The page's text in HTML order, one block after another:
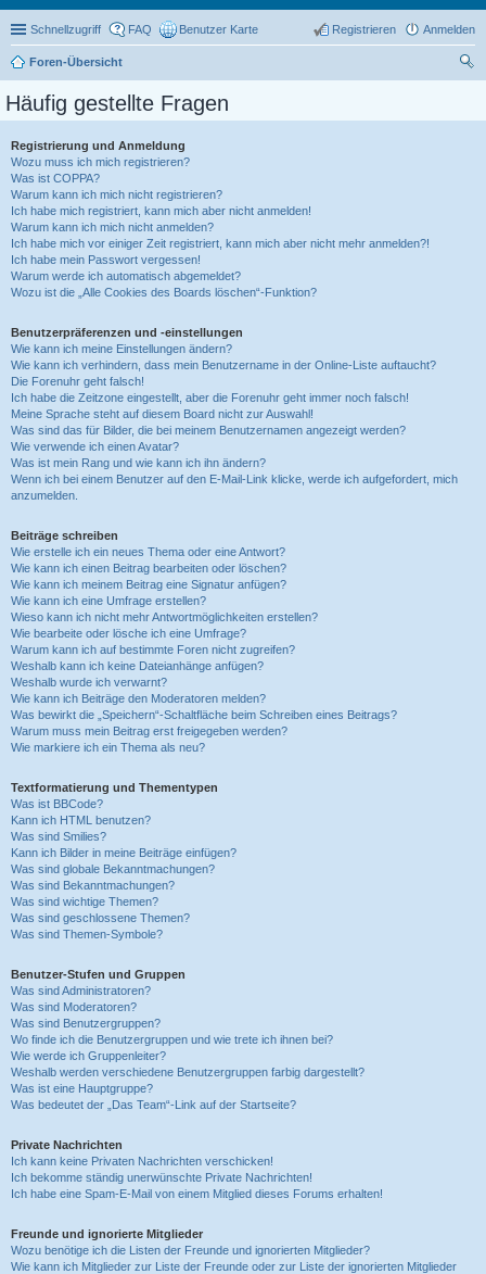
Schnellzugriff FAQ Benutzer Karte Anmelden
Registrieren
Foren-Übersicht
Häufig gestellte Fragen
Registrierung und Anmeldung
Wozu muss ich mich registrieren?
Was ist COPPA?
Warum kann ich mich nicht registrieren?
Ich habe mich registriert, kann mich aber nicht anmelden!
Warum kann ich mich nicht anmelden?
Ich habe mich vor einiger Zeit registriert, kann mich aber nicht mehr anmelden?!
Ich habe mein Passwort vergessen!
Warum werde ich automatisch abgemeldet?
Wozu ist die „Alle Cookies des Boards löschen“-Funktion?
Benutzerpräferenzen und -einstellungen
Wie kann ich meine Einstellungen ändern?
Wie kann ich verhindern, dass mein Benutzername in der Online-Liste auftaucht?
Die Forenuhr geht falsch!
Ich habe die Zeitzone eingestellt, aber die Forenuhr geht immer noch falsch!
Meine Sprache steht auf diesem Board nicht zur Auswahl!
Was sind das für Bilder, die bei meinem Benutzernamen angezeigt werden?
Wie verwende ich einen Avatar?
Was ist mein Rang und wie kann ich ihn ändern?
Wenn ich bei einem Benutzer auf den E-Mail-Link klicke, werde ich aufgefordert, mich
anzumelden.
Beiträge schreiben
Wie erstelle ich ein neues Thema oder eine Antwort?
Wie kann ich einen Beitrag bearbeiten oder löschen?
Wie kann ich meinem Beitrag eine Signatur anfügen?
Wie kann ich eine Umfrage erstellen?
Wieso kann ich nicht mehr Antwortmöglichkeiten erstellen?
Wie bearbeite oder lösche ich eine Umfrage?
Warum kann ich auf bestimmte Foren nicht zugreifen?
Weshalb kann ich keine Dateianhänge anfügen?
Weshalb wurde ich verwarnt?
Wie kann ich Beiträge den Moderatoren melden?
Was bewirkt die „Speichern“-Schaltfläche beim Schreiben eines Beitrags?
Warum muss mein Beitrag erst freigegeben werden?
Wie markiere ich ein Thema als neu?
Textformatierung und Thementypen
Was ist BBCode?
Kann ich HTML benutzen?
Was sind Smilies?
Kann ich Bilder in meine Beiträge einfügen?
Was sind globale Bekanntmachungen?
Was sind Bekanntmachungen?
Was sind wichtige Themen?
Was sind geschlossene Themen?
Was sind Themen-Symbole?
Benutzer-Stufen und Gruppen
Was sind Administratoren?
Was sind Moderatoren?
Was sind Benutzergruppen?
Wo finde ich die Benutzergruppen und wie trete ich ihnen bei?
Wie werde ich Gruppenleiter?
Weshalb werden verschiedene Benutzergruppen farbig dargestellt?
Was ist eine Hauptgruppe?
Was bedeutet der „Das Team“-Link auf der Startseite?
Private Nachrichten
Ich kann keine Privaten Nachrichten verschicken!
Ich bekomme ständig unerwünschte Private Nachrichten!
Ich habe eine Spam-E-Mail von einem Mitglied dieses Forums erhalten!
Freunde und ignorierte Mitglieder
Wozu benötige ich die Listen der Freunde und ignorierten Mitglieder?
Wie kann ich Mitglieder zur Liste der Freunde oder zur Liste der ignorierten Mitglieder